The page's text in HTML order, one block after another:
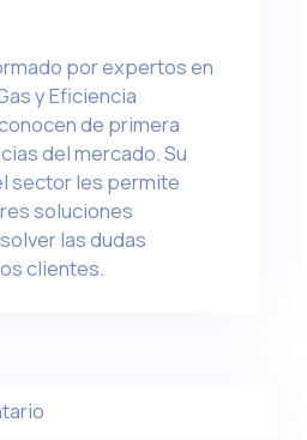
por expertos en
y Eficiencia
de primera
del mercado. Su
sector les permite
soluciones
las dudas
clientes.